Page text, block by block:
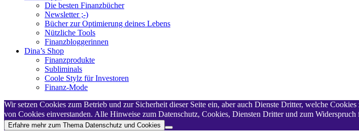
Die besten Finanzbücher
Newsletter ;-)
Bücher zur Optimierung deines Lebens
Nützliche Tools
Finanzbloggerinnen
Dina’s Shop
Finanzprodukte
Subliminals
Coole Stylz für Investoren
Finanz-Mode
Wir setzen Cookies zum Betrieb und zur Sicherheit dieser Seite ein, aber auch Dienste Dritter, welche
von Cookies einverstanden. Alle Hinweise zum Datenschutz, Cookies, Diensten Dritter und zum
Erfahre mehr zum Thema Datenschutz und Cookies